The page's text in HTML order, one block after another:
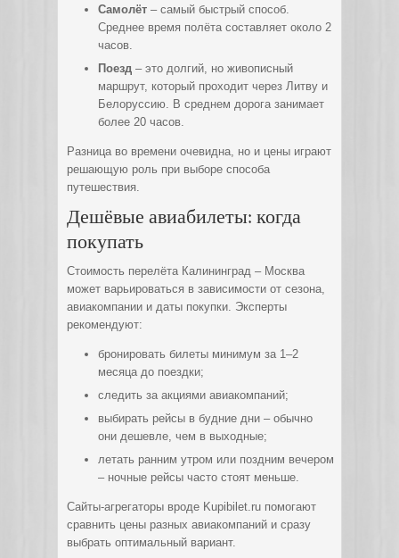
Самолёт – самый быстрый способ.
Среднее время полёта составляет около 2
часов.
Поезд – это долгий, но живописный
маршрут, который проходит через Литву и
Белоруссию. В среднем дорога занимает
более 20 часов.
Разница во времени очевидна, но и цены играют
решающую роль при выборе способа
путешествия.
Дешёвые авиабилеты: когда
покупать
Стоимость перелёта Калининград – Москва
может варьироваться в зависимости от сезона,
авиакомпании и даты покупки. Эксперты
рекомендуют:
бронировать билеты минимум за 1–2
месяца до поездки;
следить за акциями авиакомпаний;
выбирать рейсы в будние дни – обычно
они дешевле, чем в выходные;
летать ранним утром или поздним вечером
– ночные рейсы часто стоят меньше.
Сайты-агрегаторы вроде Kupibilet.ru помогают
сравнить цены разных авиакомпаний и сразу
выбрать оптимальный вариант.